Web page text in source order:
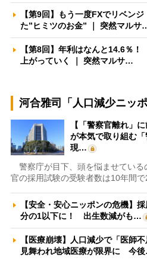
【第9回】もう一度FXでリベン
た”ヒミツのお金” ｜ 突然マルサ
【第8回】年利はなんと14.6％
上がっていく ｜ 突然マルサ…
河合雅司「人口減少ニッポ
【「警察官離れ」
が本気で取り組む
現…
警察庁が目下、頭を悩ませている
官の採用試験の受験者数は10年間で
【安全・安心ニッポンの危機】
分の1以下に！ 出生数減がも…
【医療崩壊】人口減少で「医師
見舞われ地域医療が限界に 今